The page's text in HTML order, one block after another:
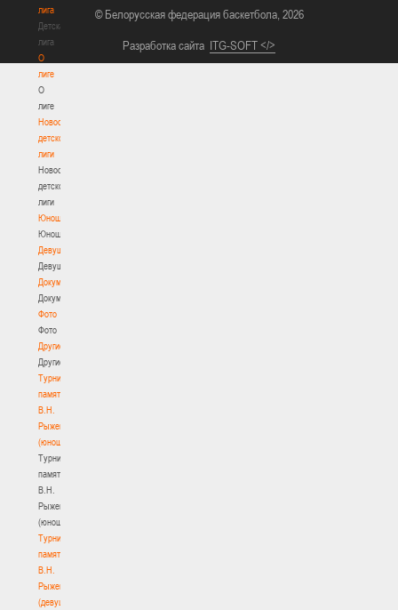
лига
Детская
лига
О
лиге
О
лиге
Новости
детской
лиги
Новости
детской
лиги
Юноши
Юноши
Девушки
Девушки
Документы
Документы
Фото
Фото
Другие
Другие
Турнир
памяти
В.Н.
Рыженкова
(юноши)
Турнир
памяти
В.Н.
Рыженкова
(юноши)
Турнир
памяти
В.Н.
Рыженкова
(девушки)
© Белорусская федерация баскетбола, 2026
Разработка сайта ITG-SOFT </>